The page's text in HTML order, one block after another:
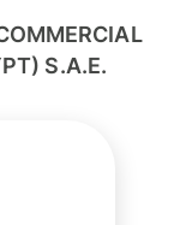
S.A.E.